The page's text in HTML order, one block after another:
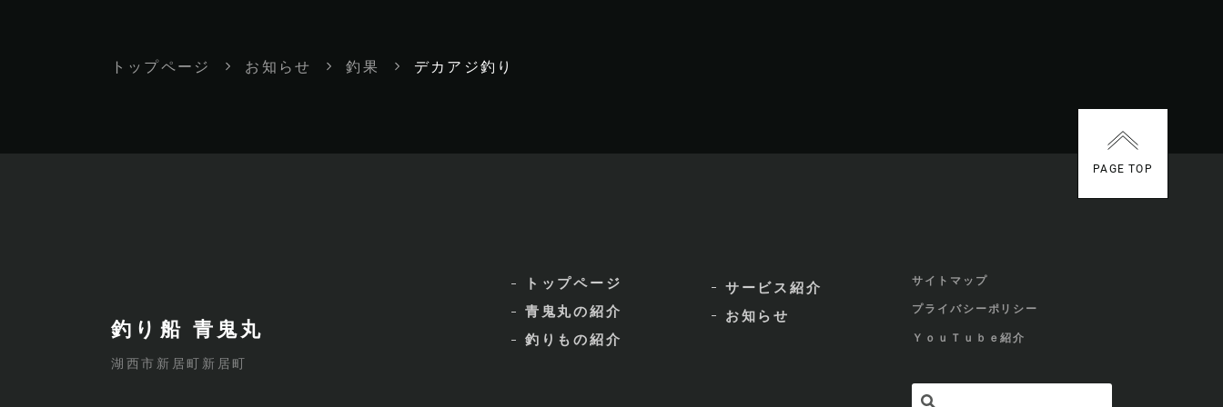
トップページ お知らせ 釣果 デカアジ釣り
PAGE TOP
釣り船 青鬼丸
湖西市新居町新居町
トップページ
青鬼丸の紹介
釣りもの紹介
サービス紹介
お知らせ
サイトマップ
プライバシーポリシー
ＹｏｕＴｕｂｅ紹介